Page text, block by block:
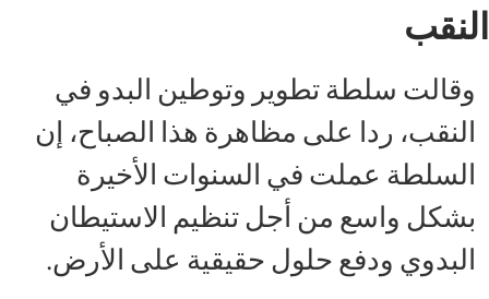
النقب
وقالت سلطة تطوير وتوطين البدو في
النقب، ردا على مظاهرة هذا الصباح، إن
السلطة عملت في السنوات الأخيرة
بشكل واسع من أجل تنظيم الاستيطان
البدوي ودفع حلول حقيقية على الأرض.